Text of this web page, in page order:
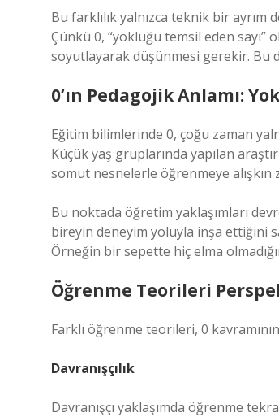
Bu farklılık yalnızca teknik bir
Çünkü 0, “yokluğu temsil eden sayı”
soyutlayarak düşünmesi gerekir. Bu
0’ın Pedagojik Anlamı:
Eğitim bilimlerinde 0, çoğu zaman
Küçük yaş gruplarında yapılan
somut nesnelerle öğrenmeye
Bu noktada öğretim yaklaşımları
bireyin deneyim yoluyla inşa ettiğini
Örneğin bir sepette hiç elma
Öğrenme Teorileri
Farklı öğrenme teorileri, 0
Davranışçılık
Davranışçı yaklaşımda öğrenme